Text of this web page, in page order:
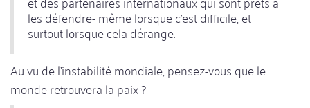
les défendre- même lorsque c'est difficile, et
surtout lorsque cela dérange.
Au vu de l'instabilité mondiale, pensez-vous que le
monde retrouvera la paix ?